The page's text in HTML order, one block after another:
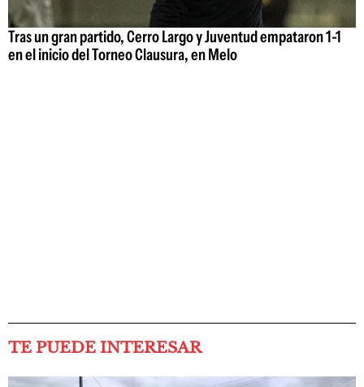
Tras un gran partido, Cerro Largo y Juventud empataron 1-1
en el inicio del Torneo Clausura, en Melo
TE PUEDE INTERESAR